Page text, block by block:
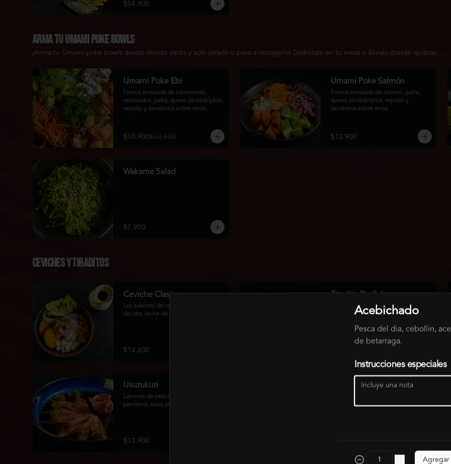
maki y 10 maki furai.
$54.900
Arma tu Umami Poke bowls
¡Arma tu Umami poke bowls desde donde estès y solo pìdelo o pasa a recogerlo! Disfrùtalo en tu mesa o llèvalo donde quieras.....
Umami Poke Ebi
Fresca ensalada de camarones
rebozados, palta, queso philadelphia,
repollo y zanahoria sobre arroz.
$10.900$12.900
Umami Poke Salmón
Fresca ensalada de salmón, palta,
queso philadelphia, repollo y
zanahoria sobre arroz.
$12.900
Wakame Salad
$7.900
Ceviches Y Tiraditos
Ceviche Clasico
Los sabores del mar chileno, pesca
del dia, leche de tigre de rocoto.
$14.600
Tiradito De Salmon
Salmon, ají amarillo, chalaca, arroz
suflado, palta quemada, aceite de
Usuzukuri
Láminas de pesca del dia, rocoto
parrillero, salsa ponzu, wakame salad.
$13.900
Acebichado
Pesca del dia, cebollin,
de betarraga.
Instrucciones especiales
Agregar